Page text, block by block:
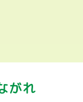
がれ